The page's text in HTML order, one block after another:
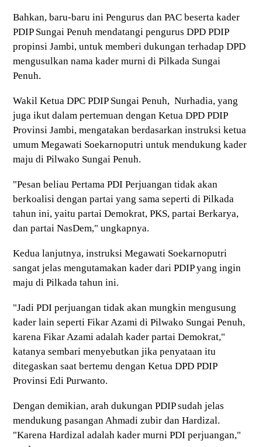
Bahkan, baru-baru ini Pengurus dan PAC beserta kader
PDIP Sungai Penuh mendatangi pengurus DPD PDIP
propinsi Jambi, untuk memberi dukungan terhadap DPD
mengusulkan nama kader murni di Pilkada Sungai
Penuh.
Wakil Ketua DPC PDIP Sungai Penuh, Nurhadia, yang
juga ikut dalam pertemuan dengan Ketua DPD PDIP
Provinsi Jambi, mengatakan berdasarkan instruksi ketua
umum Megawati Soekarnoputri untuk mendukung kader
maju di Pilwako Sungai Penuh.
"Pesan beliau Pertama PDI Perjuangan tidak akan
berkoalisi dengan partai yang sama seperti di Pilkada
tahun ini, yaitu partai Demokrat, PKS, partai Berkarya,
dan partai NasDem," ungkapnya.
Kedua lanjutnya, instruksi Megawati Soekarnoputri
sangat jelas mengutamakan kader dari PDIP yang ingin
maju di Pilkada tahun ini.
"Jadi PDI perjuangan tidak akan mungkin mengusung
kader lain seperti Fikar Azami di Pilwako Sungai Penuh,
karena Fikar Azami adalah kader partai Demokrat,"
katanya sembari menyebutkan jika penyataan itu
ditegaskan saat bertemu dengan Ketua DPD PDIP
Provinsi Edi Purwanto.
Dengan demikian, arah dukungan PDIP sudah jelas
mendukung pasangan Ahmadi zubir dan Hardizal.
"Karena Hardizal adalah kader murni PDI perjuangan,"